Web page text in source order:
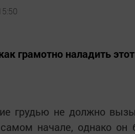
грамотно наладить
грудью не должно
начале, однако он